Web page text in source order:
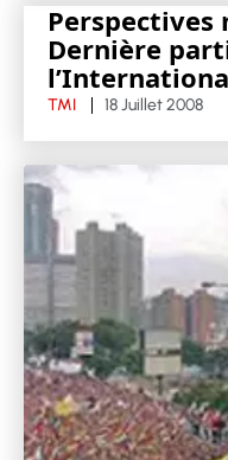
Perspectives
Dernière
TMI 18 Juillet 2008